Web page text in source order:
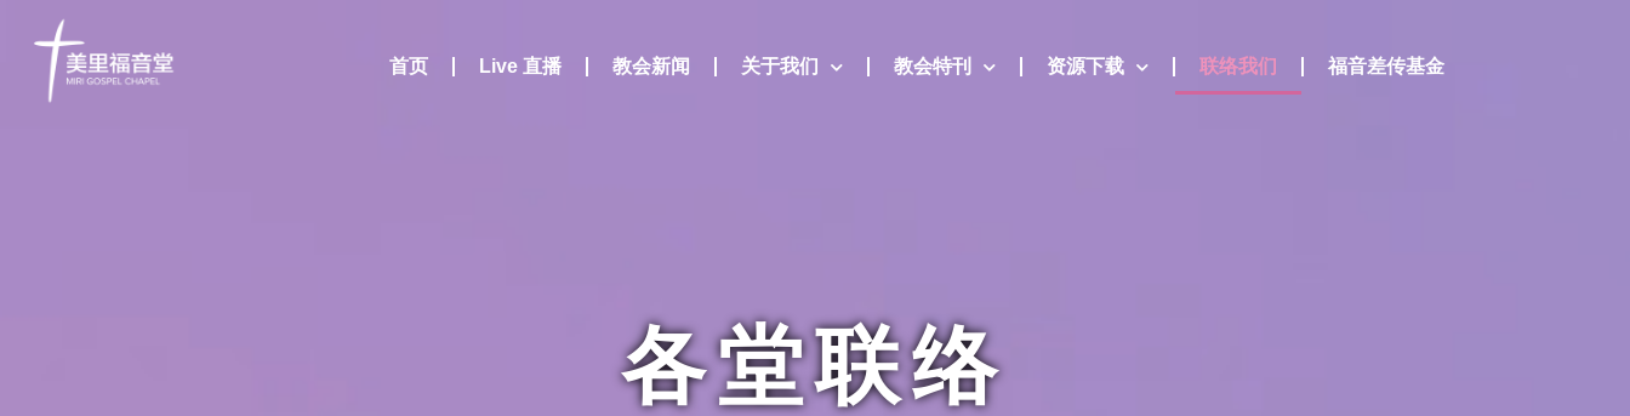
首页 Live 直播 教会新闻 关于我们 教会特刊 资源下载 联络我们 福音差传基金
各堂联络